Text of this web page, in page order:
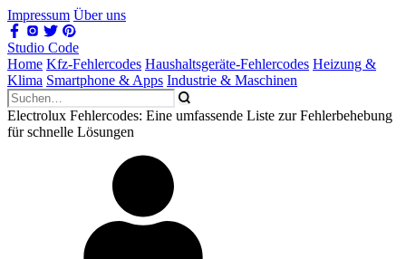
Impressum Über uns
Studio Code
Home Kfz-Fehlercodes Haushaltsgeräte-Fehlercodes Heizung &
Klima Smartphone & Apps Industrie & Maschinen
Electrolux Fehlercodes: Eine umfassende Liste zur Fehlerbehebung
für schnelle Lösungen